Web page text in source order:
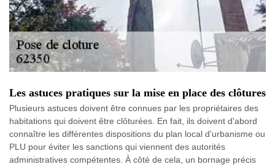
Les astuces pratiques sur la mise en place des clôtures
Plusieurs astuces doivent être connues par les propriétaires des
habitations qui doivent être clôturées. En fait, ils doivent d'abord
connaître les différentes dispositions du plan local d'urbanisme ou
PLU pour éviter les sanctions qui viennent des autorités
administratives compétentes. À côté de cela, un bornage précis